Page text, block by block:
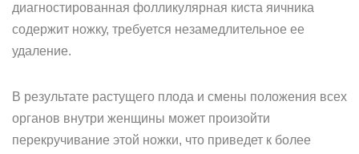
диагностированная фолликулярная киста яичника
содержит ножку, требуется незамедлительное ее
удаление.
В результате растущего плода и смены положения всех
органов внутри женщины может произойти
перекручивание этой ножки, что приведет к более